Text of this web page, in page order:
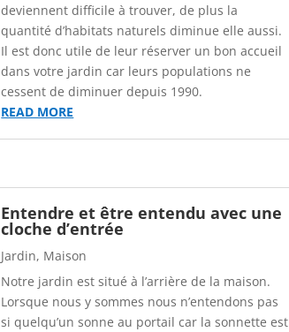
deviennent difficile à trouver, de plus la
quantité d’habitats naturels diminue elle aussi.
Il est donc utile de leur réserver un bon accueil
dans votre jardin car leurs populations ne
cessent de diminuer depuis 1990.
READ MORE
Entendre et être entendu avec une
cloche d’entrée
Jardin, Maison
Notre jardin est situé à l’arrière de la maison.
Lorsque nous y sommes nous n’entendons pas
si quelqu’un sonne au portail car la sonnette est